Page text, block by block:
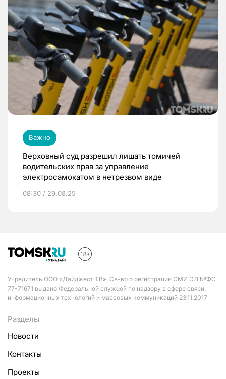
Важно
Верховный суд разрешил лишать томичей
водительских прав за управление
электросамокатом в нетрезвом виде
08:30 / 29.08.25
Учредитель ООО «Дайджест ТВ». Св-во о регистрации СМИ ЭЛ №ФС
77-71671 выдано Федеральной службой по надзору в сфере связи,
информационных технологий и массовых коммуникаций 23.11.2017
Разделы
Новости
Контакты
Проекты